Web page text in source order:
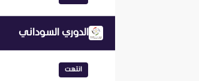
الدوري السوداني
انتهت